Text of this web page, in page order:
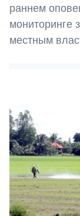
раннем
мониторинге
местным